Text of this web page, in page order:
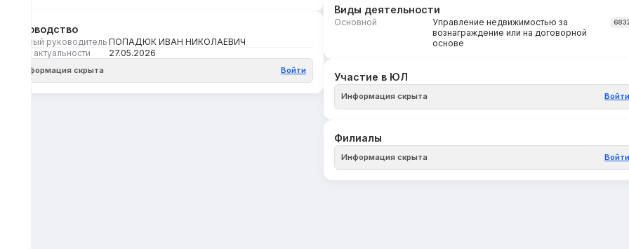
Руководство
Первый руководитель ПОПАДЮК ИВАН НИКОЛАЕВИЧ
Дата актуальности
27.05.2026
Информация скрыта Войти
Виды деятельности
Основной
Управление недвижимостью за
вознаграждение или на договорной
основе
Участие в ЮЛ
Информация скрыта Войти
Филиалы
Информация скрыта Войти